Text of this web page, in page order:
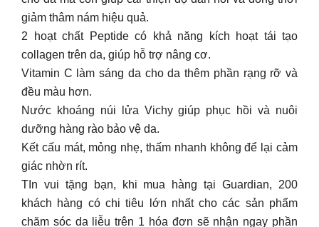
giảm thâm nám hiệu quả.​
2 hoạt chất Peptide có khả năng kích hoạt tái tạo
collagen trên da, giúp hỗ trợ nâng cơ.​
Vitamin C làm sáng da cho da thêm phần rạng rỡ và
đều màu hơn. ​
Nước khoáng núi lửa Vichy giúp phục hồi và nuôi
dưỡng hàng rào bảo vệ da.​
Kết cấu mát, mỏng nhẹ, thấm nhanh không để lại cảm
giác nhờn rít.​
️TIn vui tặng bạn, khi mua hàng tại Guardian, 200
khách hàng có chi tiêu lớn nhất cho các sản phẩm
chăm sóc da liễu trên 1 hóa đơn sẽ nhận ngay phần